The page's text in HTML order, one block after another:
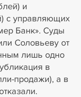
и
с управляющих
Банк». Суды
Соловьеву от
лишь одно
в
продажи), а в